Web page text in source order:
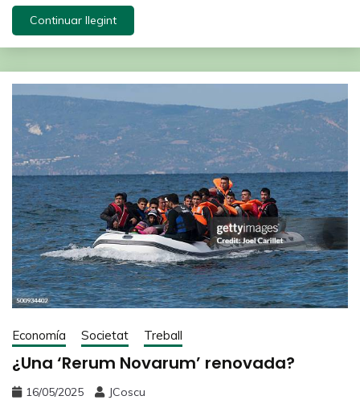
Continuar llegint
Economía Societat Treball
¿Una ‘Rerum Novarum’ renovada?
16/05/2025 JCoscu